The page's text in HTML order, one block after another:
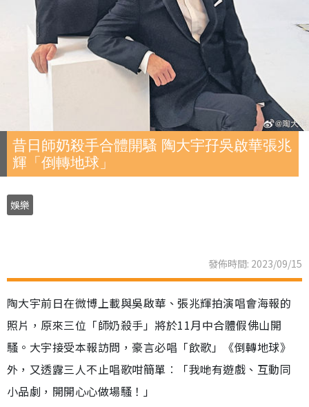
昔日師奶殺手合體開騷 陶大宇孖吳啟華張兆
輝「倒轉地球」
娛樂
發佈時間: 2023/09/15
陶大宇前日在微博上載與吳啟華、張兆輝拍演唱會海報的
照片，原來三位「師奶殺手」將於11月中合體假佛山開
騷。大宇接受本報訪問，豪言必唱「飲歌」《倒轉地球》
外，又透露三人不止唱歌咁簡單︰「我哋有遊戲、互動同
小品劇，開開心心做場騷！」